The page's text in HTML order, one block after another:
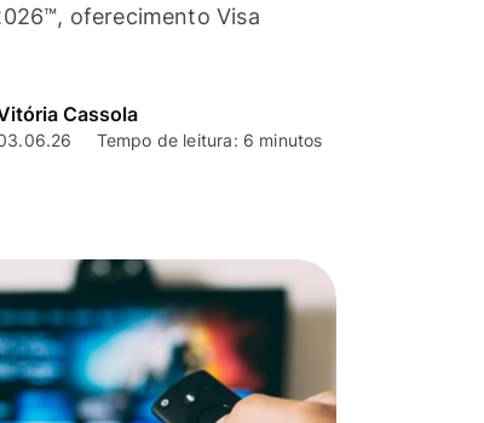
oferecimento Visa
Cassola
Tempo de leitura: 6 minutos